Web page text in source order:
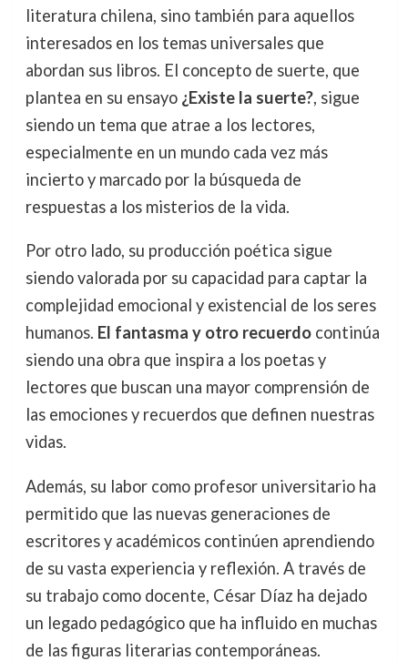
literatura chilena, sino también para aquellos
interesados en los temas universales que
abordan sus libros. El concepto de suerte, que
plantea en su ensayo ¿Existe la suerte?, sigue
siendo un tema que atrae a los lectores,
especialmente en un mundo cada vez más
incierto y marcado por la búsqueda de
respuestas a los misterios de la vida.
Por otro lado, su producción poética sigue
siendo valorada por su capacidad para captar la
complejidad emocional y existencial de los seres
humanos. El fantasma y otro recuerdocontinúa
siendo una obra que inspira a los poetas y
lectores que buscan una mayor comprensión de
las emociones y recuerdos que definen nuestras
vidas.
Además, su labor como profesor universitario ha
permitido que las nuevas generaciones de
escritores y académicos continúen aprendiendo
de su vasta experiencia y reflexión. A través de
su trabajo como docente, César Díaz ha dejado
un legado pedagógico que ha influido en muchas
de las figuras literarias contemporáneas.